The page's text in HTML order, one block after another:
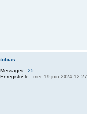
tobias
Messages : 25
Enregistré le : mer. 19 juin 2024 12:27